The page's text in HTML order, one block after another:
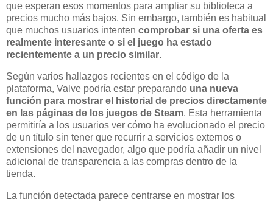
que esperan esos momentos para ampliar su biblioteca a
precios mucho más bajos. Sin embargo, también es habitual
que muchos usuarios intenten comprobar si una oferta es
realmente interesante o si el juego ha estado
recientemente a un precio similar.
Según varios hallazgos recientes en el código de la
plataforma, Valve podría estar preparando una nueva
función para mostrar el historial de precios directamente
en las páginas de los juegos de Steam. Esta herramienta
permitiría a los usuarios ver cómo ha evolucionado el precio
de un título sin tener que recurrir a servicios externos o
extensiones del navegador, algo que podría añadir un nivel
adicional de transparencia a las compras dentro de la
tienda.
La función detectada parece centrarse en mostrar los